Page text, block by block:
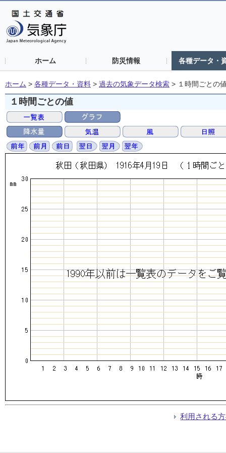
ホーム 防災情報 各種データ・
ホーム > 各種データ・資料 > 過去の気象データ検索 > １時間ごとの
１時間ごとの値
利用される